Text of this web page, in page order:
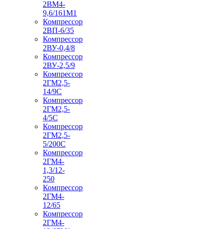
2ВМ4-
9,6/161М1
Компрессор
2ВП-6/35
Компрессор
2ВУ-0,4/8
Компрессор
2ВУ-2,5/9
Компрессор
2ГМ2,5-
14/9С
Компрессор
2ГМ2,5-
4/5С
Компрессор
2ГМ2,5-
5/200С
Компрессор
2ГМ4-
1,3/12-
250
Компрессор
2ГМ4-
12/65
Компрессор
2ГМ4-